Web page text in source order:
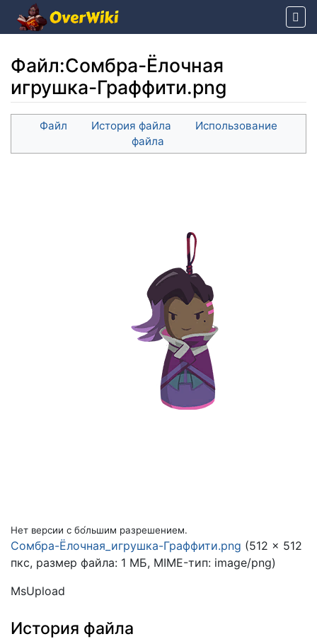
Файл:Сомбра-Ёлочная
игрушка-Граффити.png
Перейти к: навигация, поиск
Файл История файла
Использование
файла
Нет версии с бо́льшим разрешением.
Сомбра-Ёлочная_игрушка-Граффити.png (512 × 512
пкс, размер файла: 1 МБ, MIME-тип: image/png)
MsUpload
История файла